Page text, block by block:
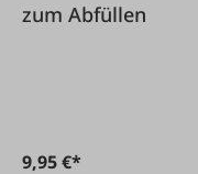
zum Abfüllen
9,95 €*